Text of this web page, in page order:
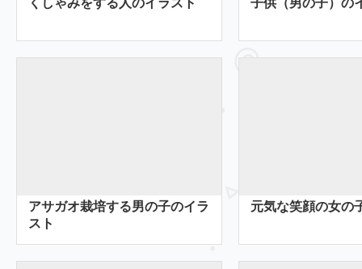
くしゃみをする人のイラスト 子供（男の子）の
アサガオ栽培する男の子のイラ
スト
元気な笑顔の女の